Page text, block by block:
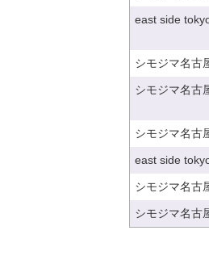
east side
シモジマ名古
シモジマ名古
シモジマ名古
east side
シモジマ名古
シモジマ名古